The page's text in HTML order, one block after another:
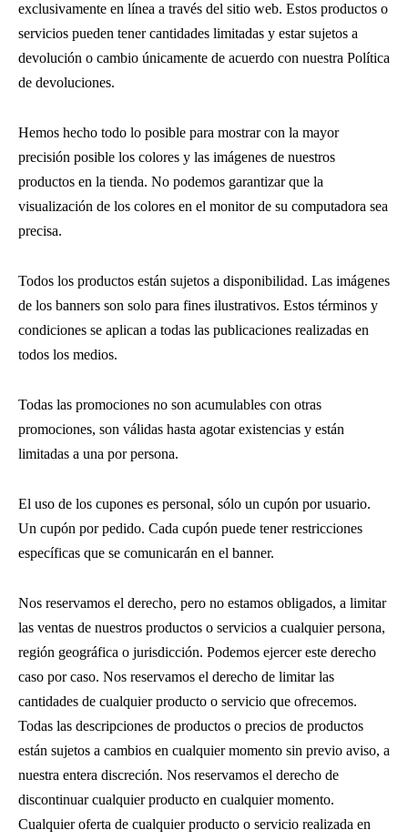
exclusivamente en línea a través del sitio web. Estos productos o
servicios pueden tener cantidades limitadas y estar sujetos a
devolución o cambio únicamente de acuerdo con nuestra Política
de devoluciones.
Hemos hecho todo lo posible para mostrar con la mayor
precisión posible los colores y las imágenes de nuestros
productos en la tienda. No podemos garantizar que la
visualización de los colores en el monitor de su computadora sea
precisa.
Todos los productos están sujetos a disponibilidad. Las imágenes
de los banners son solo para fines ilustrativos. Estos términos y
condiciones se aplican a todas las publicaciones realizadas en
todos los medios.
Todas las promociones no son acumulables con otras
promociones, son válidas hasta agotar existencias y están
limitadas a una por persona.
El uso de los cupones es personal, sólo un cupón por usuario.
Un cupón por pedido. Cada cupón puede tener restricciones
específicas que se comunicarán en el banner.
Nos reservamos el derecho, pero no estamos obligados, a limitar
las ventas de nuestros productos o servicios a cualquier persona,
región geográfica o jurisdicción. Podemos ejercer este derecho
caso por caso. Nos reservamos el derecho de limitar las
cantidades de cualquier producto o servicio que ofrecemos.
Todas las descripciones de productos o precios de productos
están sujetos a cambios en cualquier momento sin previo aviso, a
nuestra entera discreción. Nos reservamos el derecho de
discontinuar cualquier producto en cualquier momento.
Cualquier oferta de cualquier producto o servicio realizada en